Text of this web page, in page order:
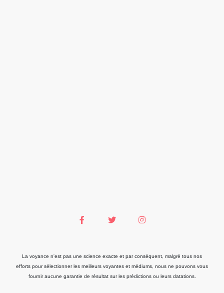
La voyance n'est pas une science exacte et par conséquent, malgré tous nos
efforts pour sélectionner les meilleurs voyantes et médiums, nous ne pouvons vous
fournir aucune garantie de résultat sur les prédictions ou leurs datations.